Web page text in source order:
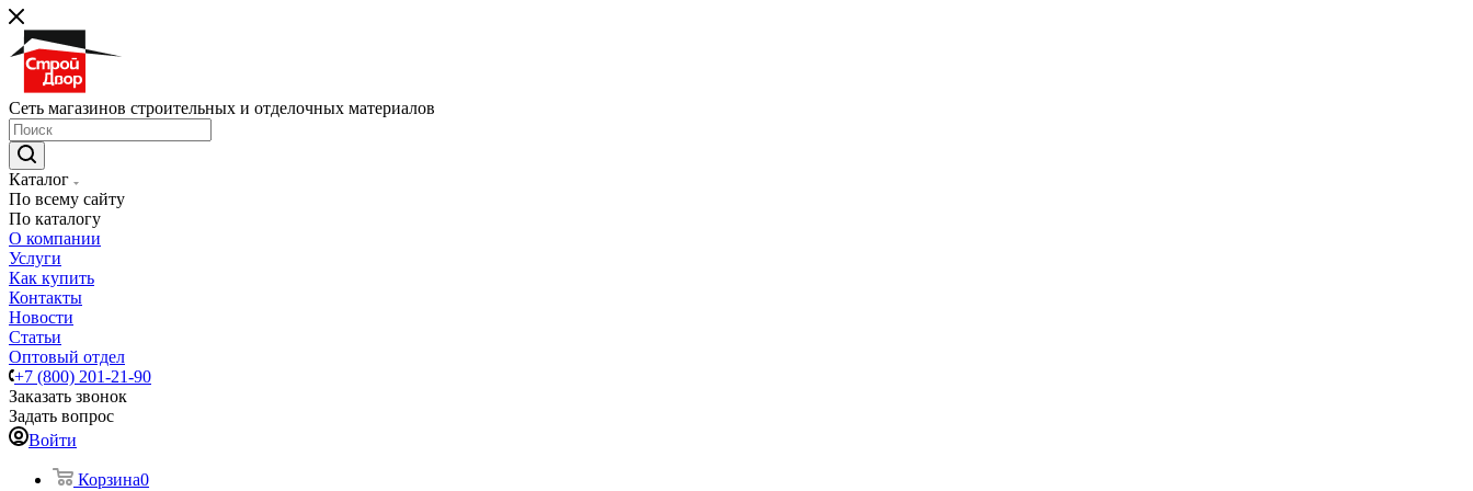
Сеть магазинов строительных и отделочных материалов
Каталог
По всему сайту
По каталогу
О компании
Услуги
Как купить
Контакты
Новости
Статьи
Оптовый отдел
+7 (800) 201-21-90
Заказать звонок
Задать вопрос
Войти
Корзина0